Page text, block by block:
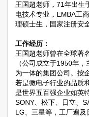
王国超老师，71年出生
电技术专业，EMBA工
理硕士生，国家注册安
工作经历：
王国超老师曾在全球著
（公司成立于1950年
为一体的集团公司。按
若是微电子行业的品质
是世界五百强企业如英
SONY、松下、日立、
LG、三星等，工厂遍